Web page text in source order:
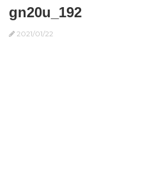
gn20u_192
2021/01/22